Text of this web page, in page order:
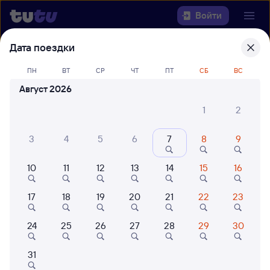
Войти
Выберите день, чтобы найти
билеты Анзёби — Самара
22 года работаем для вас
Куда
Когда
Кто едет
Дата поездки
ПН ВТ СР ЧТ ПТ СБ ВС
Август 2026
1
2
3 4 5 6 7 8 9
10 11 12 13 14 15 16
17 18 19 20 21 22 23
24 25 26 27 28 29 30
31